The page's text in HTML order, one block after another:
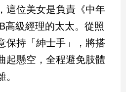
這位美女是負責《中年
高級經理的太太。從照
保持「紳士手」，將搭
起懸空，全程避免肢體